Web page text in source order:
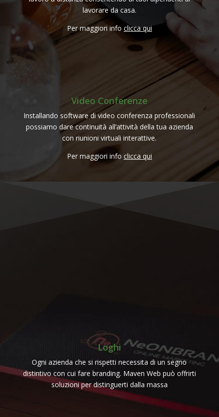
lavorare da casa.
Per maggiori info clicca qui
Video Conferenze
Installando software di video conferenza professionali
possiamo dare continuità all’attività della tua azienda
con riunioni virtuali interattive.
Per maggiori info clicca qui
Loghi
Ogni azienda che si rispetti necessita di un segno
distintivo con cui fare branding. Maven Web può offrirti
soluzioni per distinguerti dalla massa